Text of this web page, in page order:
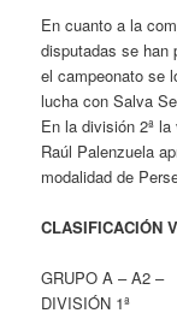
En cuanto a la
disputadas se han
el campeonato se
lucha con Salva
En la división 2ª
Raúl Palenzuela
modalidad de
CLASIFICACIÓN
GRUPO A – A2 –
DIVISIÓN 1ª